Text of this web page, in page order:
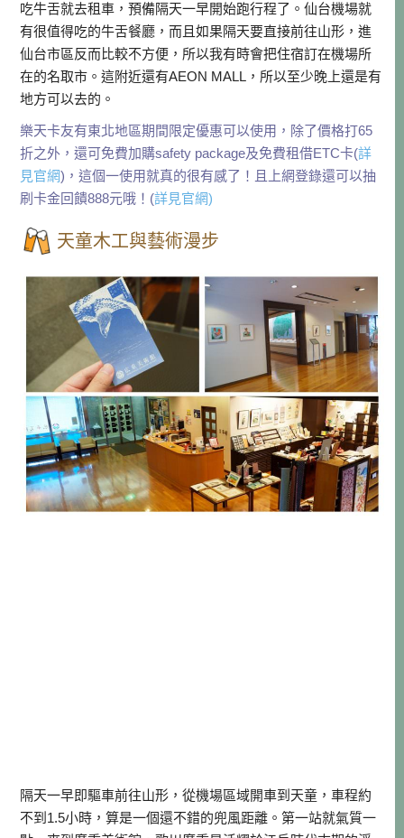
吃牛舌就去租車，預備隔天一早開始跑行程了。仙台機場就
有很值得吃的牛舌餐廳，而且如果隔天要直接前往山形，進
仙台市區反而比較不方便，所以我有時會把住宿訂在機場所
在的名取市。這附近還有AEON MALL，所以至少晚上還是有
地方可以去的。
樂天卡友有東北地區期間限定優惠可以使用，除了價格打65
折之外，還可免費加購safety package及免費租借ETC卡(詳
見官網) ，這個一使用就真的很有感了！且上網登錄還可以抽
刷卡金回饋888元哦！ (詳見官網)
天童木工與藝術漫步
隔天一早即驅車前往山形，從機場區域開車到天童，車程約
不到1.5小時，算是一個還不錯的兜風距離。第一站就氣質一